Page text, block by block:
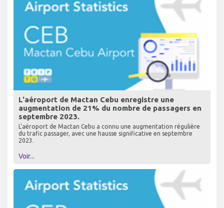
L'aéroport de Mactan Cebu enregistre une
augmentation de 21% du nombre de passagers en
septembre 2023.
L'aéroport de Mactan Cebu a connu une augmentation régulière
du trafic passager, avec une hausse significative en septembre
2023.
Voir...